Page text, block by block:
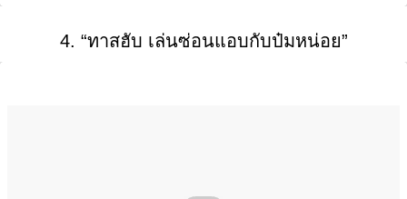
4. “ทาสฮับ เล่นซ่อนแอบกับป๋มหน่อย”